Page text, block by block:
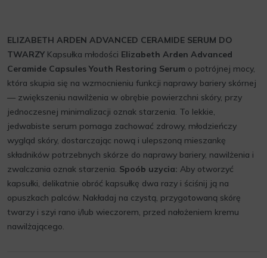
ELIZABETH ARDEN ADVANCED CERAMIDE SERUM DO
TWARZY Kapsułka młodości Elizabeth Arden Advanced
Ceramide Capsules Youth Restoring Serum o potrójnej mocy,
która skupia się na wzmocnieniu funkcji naprawy bariery skórnej
— zwiększeniu nawilżenia w obrębie powierzchni skóry, przy
jednoczesnej minimalizacji oznak starzenia. To lekkie,
jedwabiste serum pomaga zachować zdrowy, młodzieńczy
wygląd skóry, dostarczając nową i ulepszoną mieszankę
składników potrzebnych skórze do naprawy bariery, nawilżenia i
zwalczania oznak starzenia. Spoób uzycia: Aby otworzyć
kapsułki, delikatnie obróć kapsułkę dwa razy i ściśnij ją na
opuszkach palców. Nakładaj na czystą, przygotowaną skórę
twarzy i szyi rano i/lub wieczorem, przed nałożeniem kremu
nawilżającego.